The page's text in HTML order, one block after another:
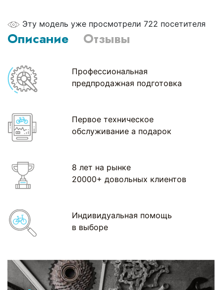
Эту модель уже просмотрели 722 посетителя
Описание Отзывы
Профессиональная
предпродажная подготовка
Первое техническое
обслуживание а подарок
8 лет на рынке
20000+ довольных клиентов
Индивидуальная помощь
в выборе